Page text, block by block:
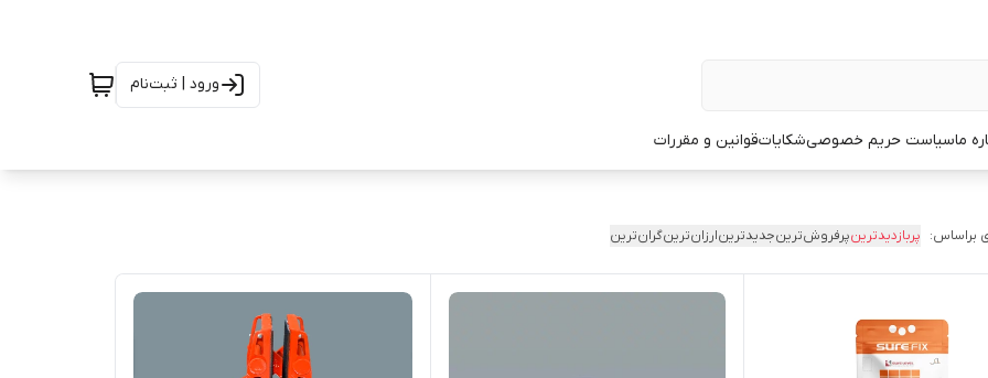
ورود | ثبت‌نام
ماسیاست حریم خصوصیشکایاتقوانین و مقررات
براساس: پربازدیدترینپرفروش‌ترینجدیدترینارزان‌ترینگران‌ترین